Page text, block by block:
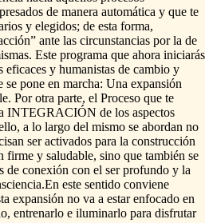
de manera automática y que te
y elegidos; de esta forma,
ante las circunstancias por la de
Este programa que ahora iniciarás
eficaces y humanistas de cambio y
se pone en marcha: Una expansión
Por otra parte, el Proceso que te
INTEGRACIÓN de los aspectos
a lo largo del mismo se abordan no
ser activados para la construcción
firme y saludable, sino que también se
de conexión con el ser profundo y la
este sentido conviene
expansión no va a estar enfocado en
entrenarlo e iluminarlo para disfrutar